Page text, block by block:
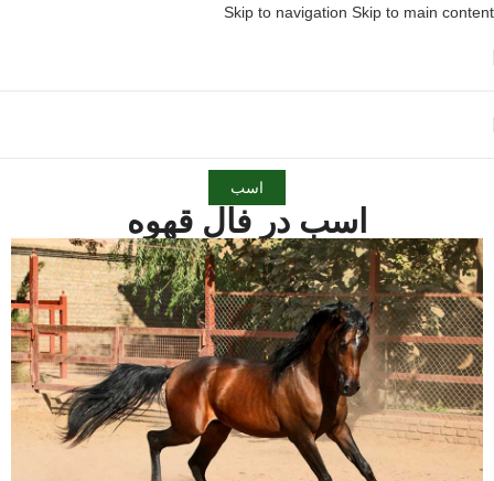
Skip to navigation Skip to main content
اسب
اسب در فال قهوه